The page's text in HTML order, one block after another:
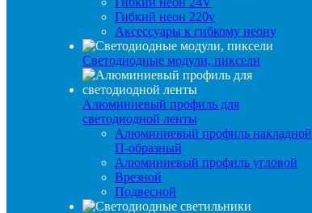
Гибкий неон 220v
Аксессуары к гибкому неону
Светодиодные модули, пиксели
Алюминиевый профиль для
светодиодной ленты
Алюминиевый профиль накладной
П-образный
Алюминиевый профиль угловой
Врезной
Подвесной